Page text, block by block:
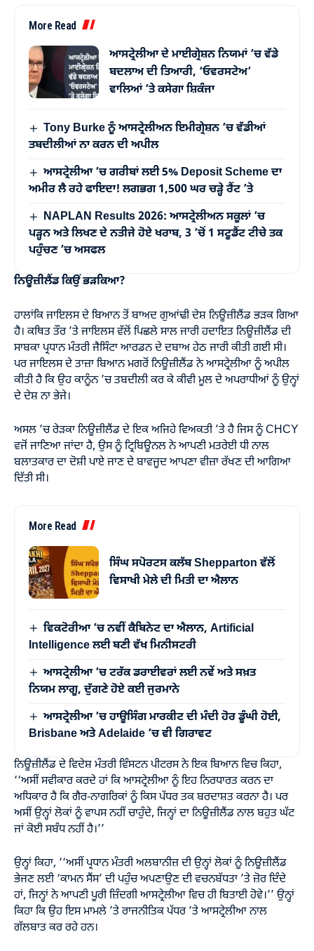
More Read
ਆਸਟ੍ਰੇਲੀਆ ਦੇ ਮਾਈਗ੍ਰੇਸ਼ਨ ਨਿਯਮਾਂ ’ਚ ਵੱਡੇ
ਬਦਲਾਅ ਦੀ ਤਿਆਰੀ, ‘ਓਵਰਸਟੇਅ’
ਵਾਲਿਆਂ ’ਤੇ ਕਸੇਗਾ ਸ਼ਿਕੰਜਾ
Tony Burke ਨੂੰ ਆਸਟ੍ਰੇਲੀਅਨ ਇਮੀਗ੍ਰੇਸ਼ਨ ’ਚ ਵੱਡੀਆਂ
ਤਬਦੀਲੀਆਂ ਨਾ ਕਰਨ ਦੀ ਅਪੀਲ
ਆਸਟ੍ਰੇਲੀਆ ’ਚ ਗਰੀਬਾਂ ਲਈ 5% Deposit Scheme ਦਾ
ਅਮੀਰ ਲੈ ਰਹੇ ਫਾਇਦਾ! ਲਗਭਗ 1,500 ਘਰ ਚੜ੍ਹੇ ਰੈਂਟ ’ਤੇ
NAPLAN Results 2026: ਆਸਟ੍ਰੇਲੀਅਨ ਸਕੂਲਾਂ ’ਚ
ਪੜ੍ਹਨ ਅਤੇ ਲਿਖਣ ਦੇ ਨਤੀਜੇ ਹੋਏ ਖਰਾਬ, 3 ’ਚੋਂ 1 ਸਟੂਡੈਂਟ ਟੀਚੇ ਤਕ
ਪਹੁੰਚਣ ’ਚ ਅਸਫਲ
ਨਿਊਜ਼ੀਲੈਂਡ ਕਿਉਂ ਭੜਕਿਆ?
ਹਾਲਾਂਕਿ ਜਾਇਲਸ ਦੇ ਬਿਆਨ ਤੋਂ ਬਾਅਦ ਗੁਆਂਢੀ ਦੇਸ਼ ਨਿਊਜ਼ੀਲੈਂਡ ਭੜਕ ਗਿਆ
ਹੈ। ਕਥਿਤ ਤੌਰ ’ਤੇ ਜਾਇਲਸ ਵੱਲੋਂ ਪਿਛਲੇ ਸਾਲ ਜਾਰੀ ਹਦਾਇਤ ਨਿਊਜ਼ੀਲੈਂਡ ਦੀ
ਸਾਬਕਾ ਪ੍ਰਧਾਨ ਮੰਤਰੀ ਜੈਸਿੰਟਾ ਆਰਡਨ ਦੇ ਦਬਾਅ ਹੇਠ ਜਾਰੀ ਕੀਤੀ ਗਈ ਸੀ।
ਪਰ ਜਾਇਲਸ ਦੇ ਤਾਜ਼ਾ ਬਿਆਨ ਮਗਰੋਂ ਨਿਊਜ਼ੀਲੈਂਡ ਨੇ ਆਸਟ੍ਰੇਲੀਆ ਨੂੰ ਅਪੀਲ
ਕੀਤੀ ਹੈ ਕਿ ਉਹ ਕਾਨੂੰਨ ’ਚ ਤਬਦੀਲੀ ਕਰ ਕੇ ਕੀਵੀ ਮੂਲ ਦੇ ਅਪਰਾਧੀਆਂ ਨੂੰ ਉਨ੍ਹਾਂ
ਦੇ ਦੇਸ਼ ਨਾ ਭੇਜੇ।
ਅਸਲ ’ਚ ਰੇੜਕਾ ਨਿਊਜ਼ੀਲੈਂਡ ਦੇ ਇਕਅਜਿਹੇਵਿਅਕਤੀ ’ਤੇ ਹੈਜਿਸ ਨੂੰCHCY
ਵਜੋਂ ਜਾਣਿਆ ਜਾਂਦਾ ਹੈ, ਉਸਨੂੰ ਟ੍ਰਿਬਿਊਨਲ ਨੇ ਆਪਣੀ ਮਤਰੇਈ ਧੀ ਨਾਲ
ਬਲਾਤਕਾਰ ਦਾ ਦੋਸ਼ੀ ਪਾਏ ਜਾਣ ਦੇ ਬਾਵਜੂਦ ਆਪਣਾ ਵੀਜ਼ਾ ਰੱਖਣ ਦੀ ਆਗਿਆ
ਦਿੱਤੀ ਸੀ।
More Read
ਸਿੰਘ ਸਪੋਰਟਸ ਕਲੱਬ Shepparton ਵੱਲੋਂ
ਵਿਸਾਖੀ ਮੇਲੇ ਦੀ ਮਿਤੀ ਦਾ ਐਲਾਨ
ਵਿਕਟੋਰੀਆ ’ਚ ਨਵੀਂ ਕੈਬਿਨੇਟ ਦਾ ਐਲਾਨ, Artificial
Intelligence ਲਈ ਬਣੀ ਵੱਖ ਮਿਨੀਸਟਰੀ
ਆਸਟ੍ਰੇਲੀਆ ’ਚ ਟਰੱਕ ਡਰਾਈਵਰਾਂ ਲਈ ਨਵੇਂ ਅਤੇ ਸਖ਼ਤ
ਨਿਯਮ ਲਾਗੂ, ਦੁੱਗਣੇ ਹੋਏ ਕਈ ਜੁਰਮਾਨੇ
ਆਸਟ੍ਰੇਲੀਆ ’ਚ ਹਾਊਸਿੰਗ ਮਾਰਕੀਟ ਦੀ ਮੰਦੀ ਹੋਰ ਡੂੰਘੀ ਹੋਈ,
Brisbane ਅਤੇ Adelaide ’ਚ ਵੀ ਗਿਰਾਵਟ
ਨਿਊਜ਼ੀਲੈਂਡ ਦੇ ਵਿਦੇਸ਼ ਮੰਤਰੀ ਵਿੰਸਟਨ ਪੀਟਰਸ ਨੇ ਇਕ ਬਿਆਨ ਵਿਚ ਕਿਹਾ,
‘‘ਅਸੀਂ ਸਵੀਕਾਰ ਕਰਦੇ ਹਾਂ ਕਿ ਆਸਟ੍ਰੇਲੀਆ ਨੂੰ ਇਹ ਨਿਰਧਾਰਤ ਕਰਨ ਦਾ
ਅਧਿਕਾਰ ਹੈ ਕਿ ਗੈਰ-ਨਾਗਰਿਕਾਂ ਨੂੰ ਕਿਸ ਪੱਧਰ ਤਕ ਬਰਦਾਸ਼ਤ ਕਰਨਾ ਹੈ। ਪਰ
ਅਸੀਂ ਉਨ੍ਹਾਂ ਲੋਕਾਂ ਨੂੰ ਵਾਪਸ ਨਹੀਂ ਚਾਹੁੰਦੇ, ਜਿਨ੍ਹਾਂ ਦਾ ਨਿਊਜ਼ੀਲੈਂਡ ਨਾਲ ਬਹੁਤ ਘੱਟ
ਜਾਂ ਕੋਈ ਸਬੰਧ ਨਹੀਂ ਹੈ।’’
ਉਨ੍ਹਾਂ ਕਿਹਾ, ‘‘ਅਸੀਂ ਪ੍ਰਧਾਨ ਮੰਤਰੀ ਅਲਬਾਨੀਜ਼ ਦੀ ਉਨ੍ਹਾਂ ਲੋਕਾਂ ਨੂੰ ਨਿਊਜ਼ੀਲੈਂਡ
ਭੇਜਣ ਲਈ ‘ਕਾਮਨ ਸੈਂਸ’ ਦੀ ਪਹੁੰਚ ਅਪਣਾਉਣ ਦੀ ਵਚਨਬੱਧਤਾ ’ਤੇ ਜ਼ੋਰ ਦਿੰਦੇ
ਹਾਂ, ਜਿਨ੍ਹਾਂ ਨੇ ਆਪਣੀ ਪੂਰੀ ਜ਼ਿੰਦਗੀ ਆਸਟ੍ਰੇਲੀਆ ਵਿਚ ਹੀ ਬਿਤਾਈ ਹੋਵੇ।’’ ਉਨ੍ਹਾਂ
ਕਿਹਾ ਕਿ ਉਹ ਇਸ ਮਾਮਲੇ ’ਤੇ ਰਾਜਨੀਤਿਕ ਪੱਧਰ ’ਤੇ ਆਸਟ੍ਰੇਲੀਆ ਨਾਲ
ਗੱਲਬਾਤ ਕਰ ਰਹੇ ਹਨ।